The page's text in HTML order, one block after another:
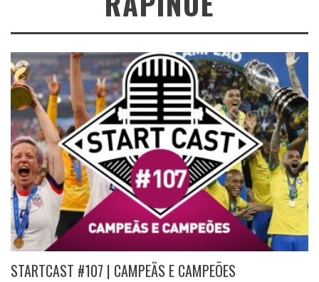
STARTCAST #107 | CAMPEÃS E CAMPEÕES